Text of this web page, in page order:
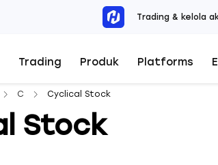
Trading & kelola
Trading Produk Platforms
C Cyclical Stock
Stock